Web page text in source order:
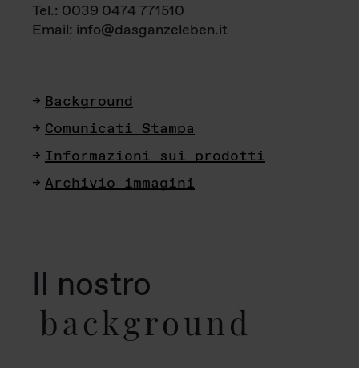
Tel.: 0039 0474 771510
Email: info@dasganzeleben.it
Background
Comunicati Stampa
Informazioni sui prodotti
Archivio immagini
Il nostro
background